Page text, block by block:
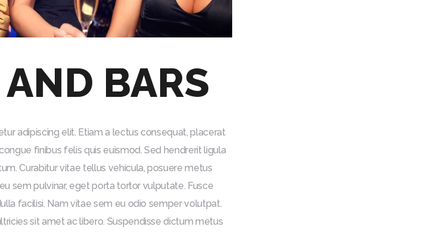
BARS
adipiscing elit. Etiam a lectus consequat, placerat
finibus felis quis euismod. Sed hendrerit ligula
Curabitur vitae tellus vehicula, posuere metus
sem pulvinar, eget porta tortor vulputate. Fusce
facilisi. Nam vitae sem eu odio semper volutpat.
sit amet ac libero. Suspendisse dictum metus